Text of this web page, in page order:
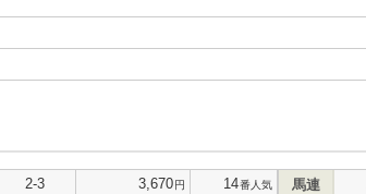
2-3 3,670円 14番人気 馬連